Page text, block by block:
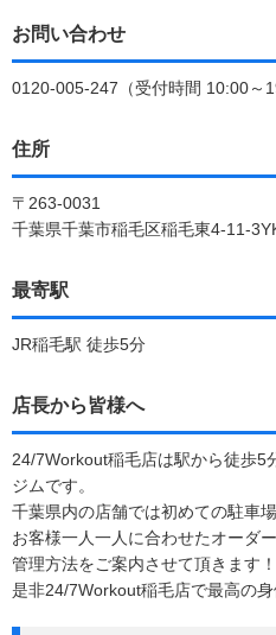
お問い合わせ
0120-005-247（受付時間 10:00～
住所
〒263-0031
千葉県千葉市稲毛区稲毛東4-11-
最寄駅
JR稲毛駅 徒歩5分
店長から皆様へ
24/7Workout稲毛店は駅から徒歩5
ジムです。
千葉県内の店舗では初めての駐車
お客様一人一人に合わせたオーダ
管理方法をご案内させて頂きます！
是非24/7Workout稲毛店で最高の身